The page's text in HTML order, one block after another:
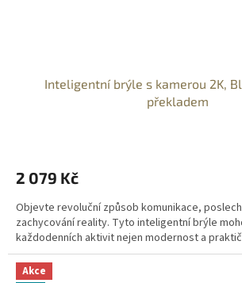
Inteligentní brýle s kamerou 2K,
překladem
2 079 Kč
Objevte revoluční způsob komunikace,
zachycování reality. Tyto inteligentní brýle
každodenních aktivit nejen modernost a
Akce